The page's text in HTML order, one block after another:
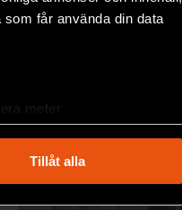
får använda din data
meter
. Du kan ändra
Tillåt alla